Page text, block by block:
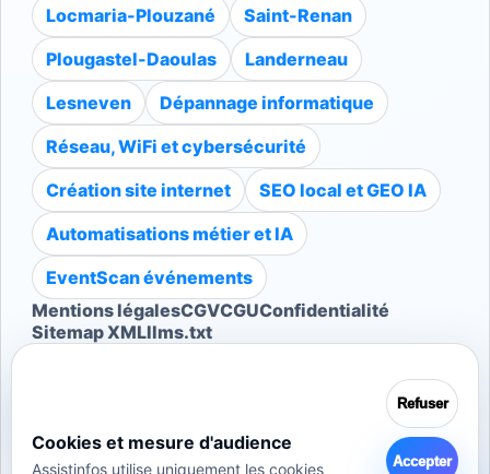
Locmaria-Plouzané
Saint-Renan
Plougastel-Daoulas
Landerneau
Lesneven
Dépannage informatique
Réseau, WiFi et cybersécurité
Création site internet
SEO local et GEO IA
Automatisations métier et IA
EventScan événements
Mentions légalesCGVCGUConfidentialité
Sitemap XMLllms.txt
Cookies et mesure d'audience
Assistinfos utilise uniquement les cookies
Refuser
Accepter